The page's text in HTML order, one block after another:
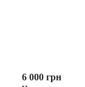
6 000 грн